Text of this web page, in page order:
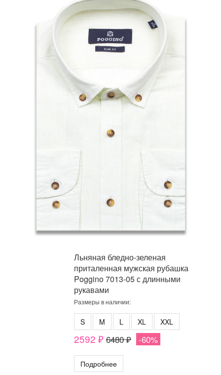
Льняная бледно-зеленая
приталенная мужская рубашка
Poggino 7013-05 с длинными
рукавами
Размеры в наличии:
S M L XL XXL
2592 ₽ 6480 ₽ -60%
Подробнее